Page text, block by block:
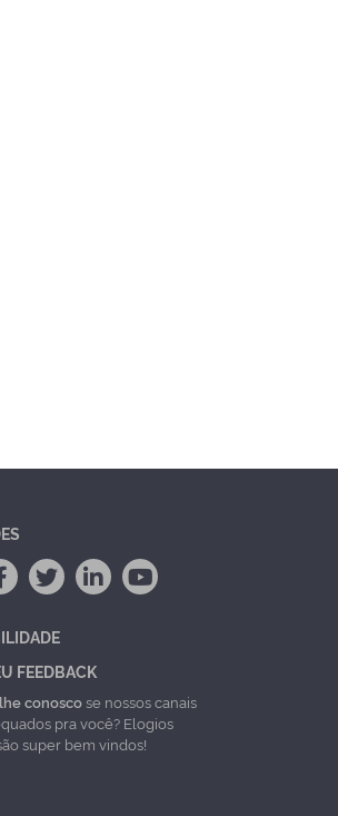
FEEDBACK
conoscose nossos canais
pra você? Elogios
super bem vindos!